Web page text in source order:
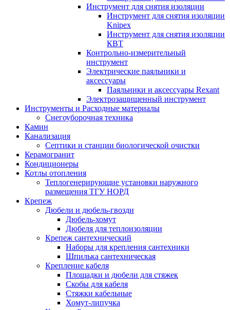
Инструмент для снятия изоляции
Инструмент для снятия изоляции
Knipex
Инструмент для снятия изоляции
КВТ
Контрольно-измерительный
инструмент
Электрические паяльники и
аксессуары
Паяльники и аксессуары Rexant
Электрозащищенный инструмент
Инструменты и Расходные материалы
Снегоуборочная техника
Камин
Канализация
Септики и станции биологической очистки
Керамогранит
Кондиционеры
Котлы отопления
Теплогенерирующие установки наружного
размещения ТГУ НОРД
Крепеж
Дюбели и дюбель-гвозди
Дюбель-хомут
Дюбеля для теплоизоляции
Крепеж сантехнический
Наборы для крепления сантехники
Шпилька сантехническая
Крепление кабеля
Площадки и дюбели для стяжек
Скобы для кабеля
Стяжки кабельные
Хомут-липучка